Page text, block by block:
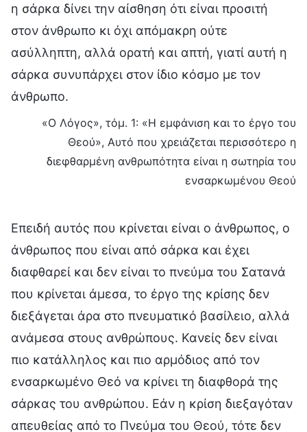
η σάρκα δίνει την αίσθηση ότι είναι προσιτή
στον άνθρωπο κι όχι απόμακρη ούτε
ασύλληπτη, αλλά ορατή και απτή, γιατί αυτή η
σάρκα συνυπάρχει στον ίδιο κόσμο με τον
άνθρωπο.
«Ο Λόγος», τόμ. 1: «Η εμφάνιση και το έργο του
Θεού», Αυτό που χρειάζεται περισσότερο η
διεφθαρμένη ανθρωπότητα είναι η σωτηρία του
ενσαρκωμένου Θεού
Επειδή αυτός που κρίνεται είναι ο άνθρωπος, ο
άνθρωπος που είναι από σάρκα και έχει
διαφθαρεί και δεν είναι το πνεύμα του Σατανά
που κρίνεται άμεσα, το έργο της κρίσης δεν
διεξάγεται άρα στο πνευματικό βασίλειο, αλλά
ανάμεσα στους ανθρώπους. Κανείς δεν είναι
πιο κατάλληλος και πιο αρμόδιος από τον
ενσαρκωμένο Θεό να κρίνει τη διαφθορά της
σάρκας του ανθρώπου. Εάν η κρίση διεξαγόταν
απευθείας από το Πνεύμα του Θεού, τότε δεν